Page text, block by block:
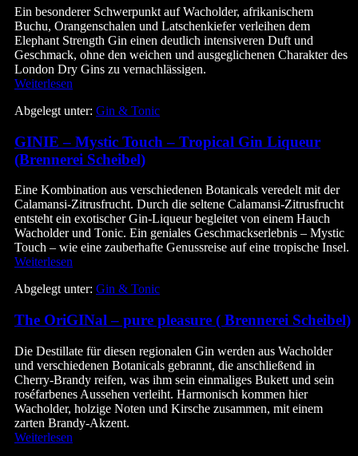
Gin
Ein besonderer Schwerpunkt auf Wacholder, afrikanischem
Buchu, Orangenschalen und Latschenkiefer verleihen dem
Elephant Strength Gin einen deutlich intensiveren Duft und
Geschmack, ohne den weichen und ausgeglichenen Charakter des
London Dry Gins zu vernachlässigen.
Weiterlesen
Gin
Abgelegt unter: Gin & Tonic
GINIE – Mystic Touch – Tropical Gin Liqueur
(Brennerei Scheibel)
Eine Kombination aus verschiedenen Botanicals veredelt mit der
Calamansi-Zitrusfrucht. Durch die seltene Calamansi-Zitrusfrucht
entsteht ein exotischer Gin-Liqueur begleitet von einem Hauch
Wacholder und Tonic. Ein geniales Geschmackserlebnis – Mystic
Touch – wie eine zauberhafte Genussreise auf eine tropische Insel.
Weiterlesen
Mystic
–
Gin
Liqueur
(Brennerei
Scheibel)
Abgelegt unter: Gin & Tonic
The OriGINal – pure pleasure ( Brennerei Scheibel)
Die Destillate für diesen regionalen Gin werden aus Wacholder
und verschiedenen Botanicals gebrannt, die anschließend in
Cherry-Brandy reifen, was ihm sein einmaliges Bukett und sein
roséfarbenes Aussehen verleiht. Harmonisch kommen hier
Wacholder, holzige Noten und Kirsche zusammen, mit einem
zarten Brandy-Akzent.
Weiterlesen